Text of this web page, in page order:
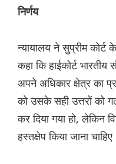
निर्णय
न्यायालय ने सुप्रीम कोर्ट
कहा कि हाईकोर्ट
अपने अधिकार क्षेत्र का
को उसके सही उत्तरों को
कर दिया गया हो, लेकिन
हस्तक्षेप किया जाना